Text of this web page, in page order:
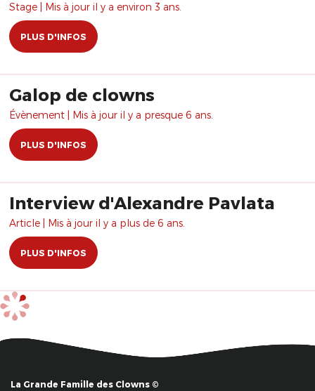
Stage | Mis à jour il y a environ 3 ans.
PLUS D'INFOS
Galop de clowns
Évènement | Mis à jour il y a presque 6 ans.
PLUS D'INFOS
Interview d'Alexandre Pavlata
Article | Mis à jour il y a plus de 6 ans.
PLUS D'INFOS
La Grande Famille des Clowns ©